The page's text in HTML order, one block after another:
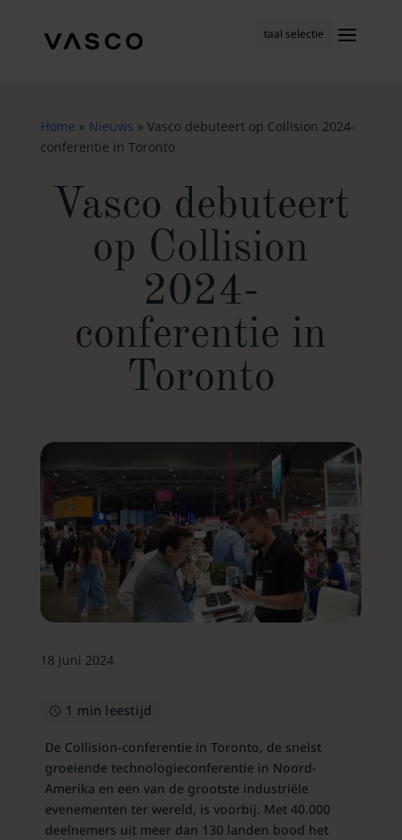
taal selectie
Home » Nieuws » Vasco debuteert op Collision 2024-
conferentie in Toronto
Vasco debuteert
op Collision
2024-
conferentie in
Toronto
18 juni 2024
1 min leestijd
De Collision-conferentie in Toronto, de snelst
groeiende technologieconferentie in Noord-
Amerika en een van de grootste industriële
evenementen ter wereld, is voorbij. Met 40.000
deelnemers uit meer dan 130 landen bood het